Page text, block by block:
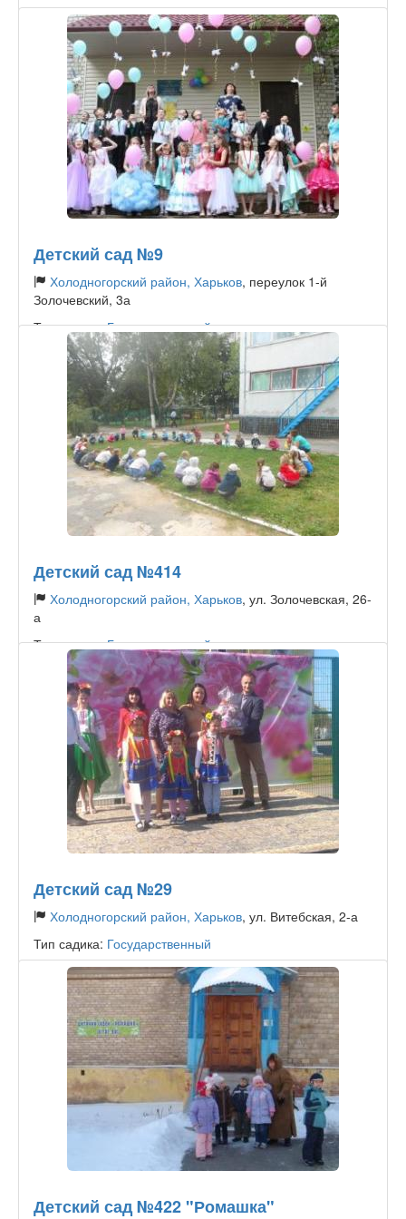
Детский сад №9
Холодногорский район, Харьков, переулок 1-й
Золочевский, 3а
Тип садика:Государственный
Детский сад №414
Холодногорский район, Харьков, ул. Золочевская, 26-
а
Тип садика:Государственный
Детский сад №29
Холодногорский район, Харьков, ул. Витебская, 2-а
Тип садика: Государственный
Детский сад №422 "Ромашка"